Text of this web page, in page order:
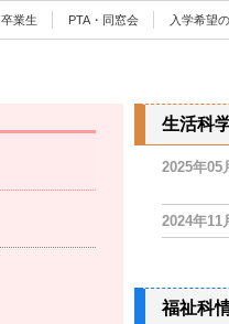
卒業生 PTA・同窓会 入学希望
生活科
2025年05
2024年11
福祉科